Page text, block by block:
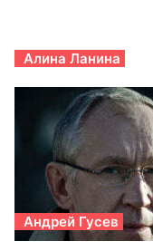
Алина Ланина
Андрей Гусев